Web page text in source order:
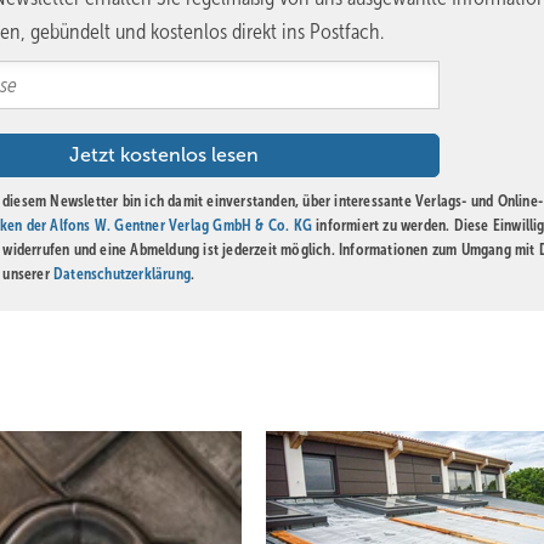
der Blechkünstler erschafft. Er hat noch viele, viele Pläne –
Danach steht erneut eine Marvel-Figur an, da sein Spiderman
hat ihn erworben. Ott sagt: „Die Figur werde ich ihm
das H.R. Giger Museum in Greyerz zu besuchen.“ Der Surrealist
wenn auch sehr spezieller Künstler, wie Ott meint: „Seine
das Spannende an der Kunst: Sie soll berühren, muss aber nicht
Perfektion dieses Kunstwerks ist schon beeindruckend genug –
gebündelt und kostenlos direkt ins Postfach.
diesem Newsletter bin ich damit einverstanden, über interessante Verlags- und Online-
der Alfons W. Gentner Verlag GmbH & Co. KG informiert zu werden. Diese
und eine Abmeldung ist jederzeit möglich. Informationen zum Umgang mit
Datenschutzerklärung.